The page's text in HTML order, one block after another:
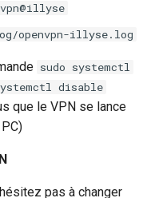
openvpn-illyse.log
sudo systemctl
disable
que le VPN se lance
pas à changer